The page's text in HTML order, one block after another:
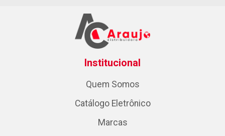
Institucional
Quem Somos
Catálogo Eletrônico
Marcas